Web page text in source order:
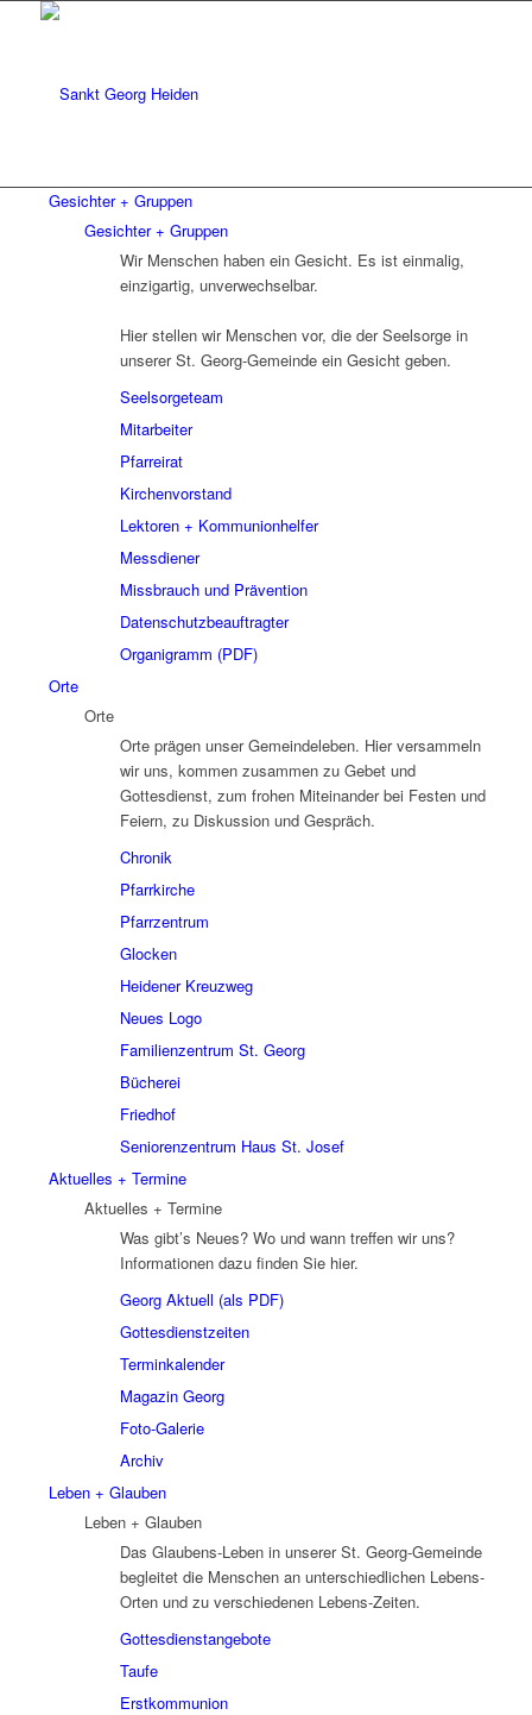
Gesichter + Gruppen
Gesichter + Gruppen
Wir Menschen haben ein Gesicht. Es ist einmalig,
einzigartig, unverwechselbar.
Hier stellen wir Menschen vor, die der Seelsorge in
unserer St. Georg-Gemeinde ein Gesicht geben.
Seelsorgeteam
Mitarbeiter
Pfarreirat
Kirchenvorstand
Lektoren + Kommunionhelfer
Messdiener
Missbrauch und Prävention
Datenschutzbeauftragter
Organigramm (PDF)
Orte
Orte
Orte prägen unser Gemeindeleben. Hier versammeln
wir uns, kommen zusammen zu Gebet und
Gottesdienst, zum frohen Miteinander bei Festen und
Feiern, zu Diskussion und Gespräch.
Chronik
Pfarrkirche
Pfarrzentrum
Glocken
Heidener Kreuzweg
Neues Logo
Familienzentrum St. Georg
Bücherei
Friedhof
Seniorenzentrum Haus St. Josef
Aktuelles + Termine
Aktuelles + Termine
Was gibt’s Neues? Wo und wann treffen wir uns?
Informationen dazu finden Sie hier.
Georg Aktuell (als PDF)
Gottesdienstzeiten
Terminkalender
Magazin Georg
Foto-Galerie
Archiv
Leben + Glauben
Leben + Glauben
Das Glaubens-Leben in unserer St. Georg-Gemeinde
begleitet die Menschen an unterschiedlichen Lebens-
Orten und zu verschiedenen Lebens-Zeiten.
Gottesdienstangebote
Taufe
Erstkommunion